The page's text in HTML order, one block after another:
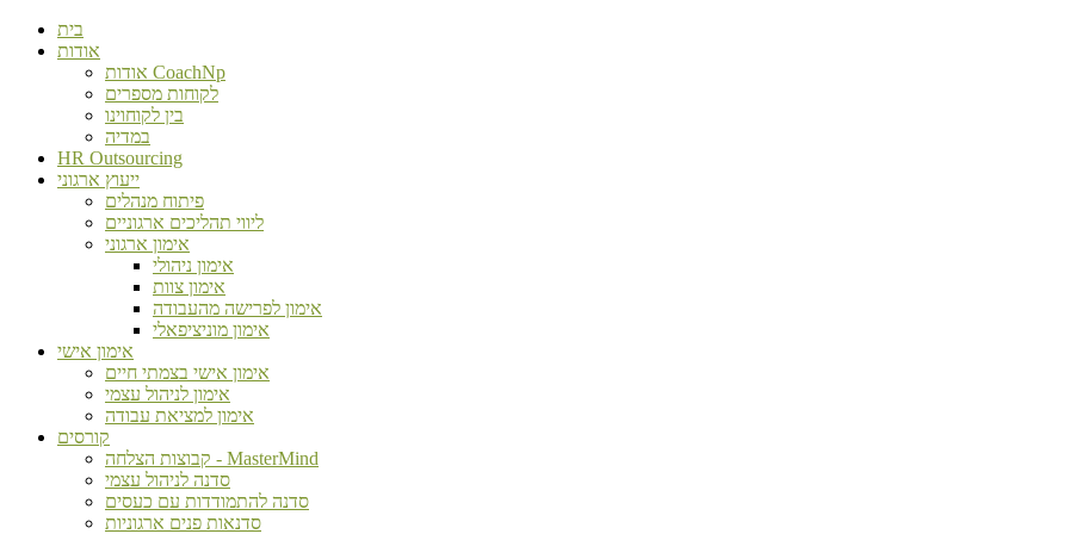
בית
אודות
אודות CoachNp
לקוחות מספרים
בין לקוחוינו
במדיה
HR Outsourcing
ייעוץ ארגוני
פיתוח מנהלים
ליווי תהליכים ארגוניים
אימון ארגוני
אימון ניהולי
אימון צוות
אימון לפרישה מהעבודה
אימון מוניציפאלי
אימון אישי
אימון אישי בצמתי חיים
אימון לניהול עצמי
אימון למציאת עבודה
קורסים
קבוצות הצלחה - MasterMind
סדנה לניהול עצמי
סדנה להתמודדות עם כעסים
סדנאות פנים ארגוניות